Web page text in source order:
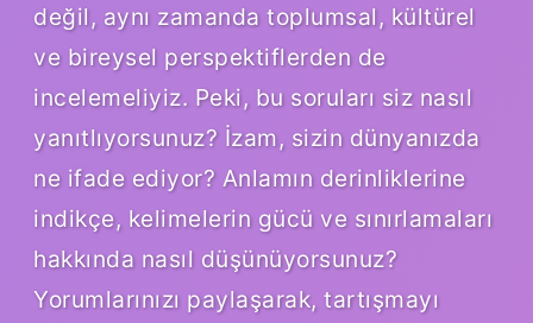
değil, aynı zamanda toplumsal, kültürel
ve bireysel perspektiflerden de
incelemeliyiz. Peki, bu soruları siz nasıl
yanıtlıyorsunuz? İzam, sizin dünyanızda
ne ifade ediyor? Anlamın derinliklerine
indikçe, kelimelerin gücü ve sınırlamaları
hakkında nasıl düşünüyorsunuz?
Yorumlarınızı paylaşarak, tartışmayı